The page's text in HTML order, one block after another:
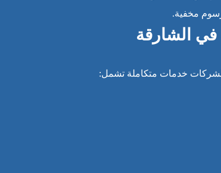
مخفية.
الشارقة
خدمات متكاملة تشمل: